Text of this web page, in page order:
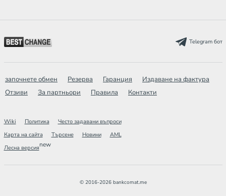
Telegram бот
започнете обмен Резерва Гаранция
Издаване на фактура
Отзиви
За партньори Правила Контакти
Wiki Политика
Често задавани въпроси
Карта на сайта
Търсене Новини
AML
Лесна версияnew
© 2016-2026 bankcomat.me